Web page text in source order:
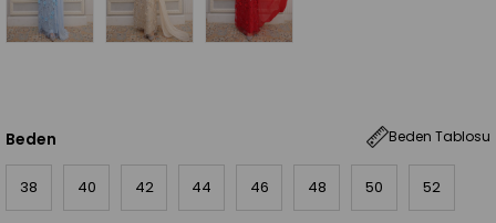
Beden Tablosu
Beden
38 40 42 44 46 48 50 52